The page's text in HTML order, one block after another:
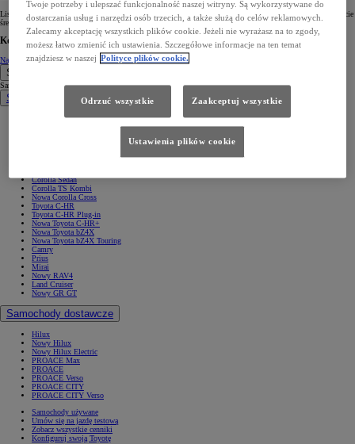
Listę Top10 zamyka model RAV4 z układem 2.5 Hybrid Dynamic Force 218 KM FWD. SUV Toyoty w teście
średnio zużył 5,76 l paliwa na 100 km.
Kontakt
Napisz do nas
Samochody
Samochody
Samochody osobowe
Nowe Aygo X
Corolla Sedan
Corolla TS Kombi
Nowa Corolla Cross
Toyota C-HR
Toyota C-HR Plug-in
Nowa Toyota C-HR+
Nowa Toyota bZ4X
Nowa Toyota bZ4X Touring
Camry
Prius
Mirai
Nowy RAV4
Land Cruiser
Nowy GR GT
Samochody dostawcze
Hilux
Nowy Hilux
Nowy Hilux Electric
PROACE Max
PROACE
PROACE Verso
PROACE CITY
PROACE CITY Verso
Samochody używane
Umów się na jazdę testową
Zobacz wszystkie cenniki
Konfiguruj swoją Toyotę
Twoje potrzeby i ulepszać funkcjonalność naszej witryny. Są wykorzystywane do
dostarczania usług i narzędzi osób trzecich, a także służą do celów reklamowych.
Zalecamy akceptację wszystkich plików cookie. Jeżeli nie wyrażasz na to zgody,
możesz łatwo zmienić ich ustawienia. Szczegółowe informacje na ten temat
znajdziesz w naszej Polityce plików cookie.
Odrzuć wszystkie Zaakceptuj wszystkie
Ustawienia plików cookie